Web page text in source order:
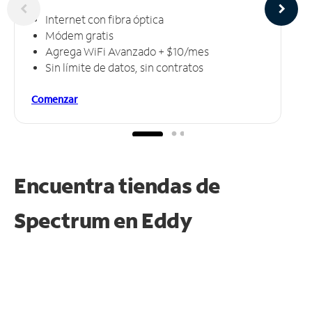
Internet con fibra óptica
Módem gratis
Agrega WiFi Avanzado + $10/mes
Sin límite de datos, sin contratos
Comenzar
Encuentra tiendas de
Spectrum en Eddy